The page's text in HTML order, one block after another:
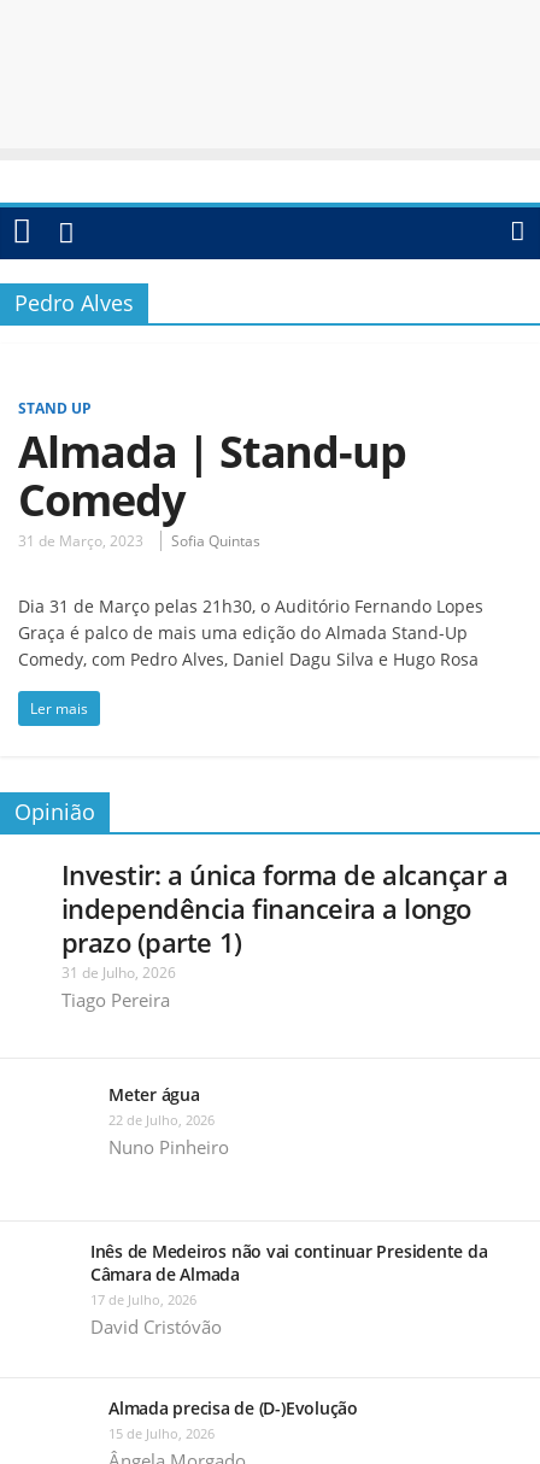
Pedro Alves
STAND UP
Almada | Stand-up
Comedy
31 de Março, 2023 Sofia Quintas
Dia 31 de Março pelas 21h30, o Auditório Fernando Lopes
Graça é palco de mais uma edição do Almada Stand-Up
Comedy, com Pedro Alves, Daniel Dagu Silva e Hugo Rosa
Ler mais
Opinião
Investir: a única forma de alcançar a
independência financeira a longo
prazo (parte 1)
31 de Julho, 2026
Tiago Pereira
Meter água
22 de Julho, 2026
Nuno Pinheiro
Inês de Medeiros não vai continuar Presidente da
Câmara de Almada
17 de Julho, 2026
David Cristóvão
Almada precisa de (D-)Evolução
15 de Julho, 2026